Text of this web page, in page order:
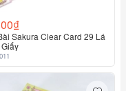
Sakura Clear Card 29 Lá